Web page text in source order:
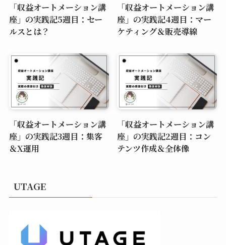
「収益オートメーション講
座」の実践記5週目：セー
ルスとは？
「収益オートメーション講
座」の実践記4週目：マー
ケティング＆販売導線
「収益オートメーション講
座」の実践記3週目：集客
＆X運用
「収益オートメーション講
座」の実践記2週目：コン
テンツ作成＆全体像
UTAGE